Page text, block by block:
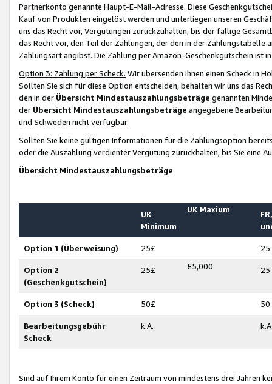
Partnerkonto genannte Haupt-E-Mail-Adresse. Diese
Kauf von Produkten eingelöst werden und unterliegen unseren
uns das Recht vor, Vergütungen zurückzuhalten, bis der fällige
das Recht vor, den Teil der Zahlungen, der den in der
Zahlungsart angibst. Die Zahlung per Amazon-Geschenkgutschein ist
Option 3: Zahlung per Scheck. Wir übersenden Ihnen einen Scheck in
Sollten Sie sich für diese Option entscheiden, behalten wir uns das
den in der Übersicht Mindestauszahlungsbeträge genannten
der Übersicht Mindestauszahlungsbeträge angegebene
und Schweden nicht verfügbar.
Sollten Sie keine gültigen Informationen für die Zahlungsoption
oder die Auszahlung verdienter Vergütung zurückhalten, bis Sie
Übersicht Mindestauszahlungsbeträge
UK
Minimum
UK Maxium
Option 1 (Überweisung) 25£ 25
Option 2
(Geschenkgutschein)
25£ £5,000 25
Option 3 (Scheck) 50£ 50
Bearbeitungsgebühr
Scheck
k.A.
Sind auf Ihrem Konto für einen Zeitraum von mindestens drei Jahren